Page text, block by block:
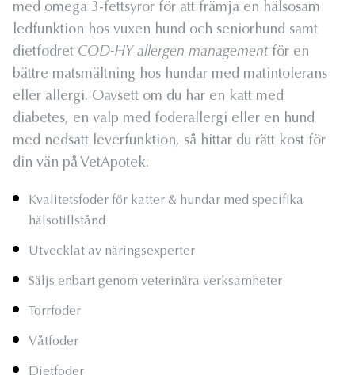
med omega 3-fettsyror för att främja en hälsosam
ledfunktion hos vuxen hund och seniorhund samt
dietfodret COD-HY allergen managementför en
bättre matsmältning hos hundar med matintolerans
eller allergi. Oavsett om du har en katt med
diabetes, en valp med foderallergi eller en hund
med nedsatt leverfunktion, så hittar du rätt kost för
din vän på VetApotek.
Kvalitetsfoder för katter & hundar med specifika
hälsotillstånd
Utvecklat av näringsexperter
Säljs enbart genom veterinära verksamheter
Torrfoder
Våtfoder
Dietfoder